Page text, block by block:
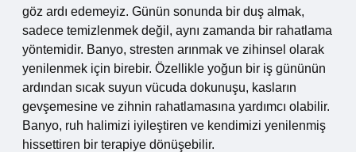
göz ardı edemeyiz. Günün sonunda bir duş almak,
sadece temizlenmek değil, aynı zamanda bir rahatlama
yöntemidir. Banyo, stresten arınmak ve zihinsel olarak
yenilenmek için birebir. Özellikle yoğun bir iş gününün
ardından sıcak suyun vücuda dokunuşu, kasların
gevşemesine ve zihnin rahatlamasına yardımcı olabilir.
Banyo, ruh halimizi iyileştiren ve kendimizi yenilenmiş
hissettiren bir terapiye dönüşebilir.